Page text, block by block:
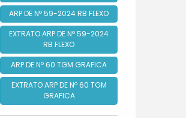
ARP DE Nº 59-2024 RB FLEXO
EXTRATO ARP DE Nº 59-2024
RB FLEXO
ARP DE Nº 60 TGM GRAFICA
EXTRATO ARP DE Nº 60 TGM
GRAFICA